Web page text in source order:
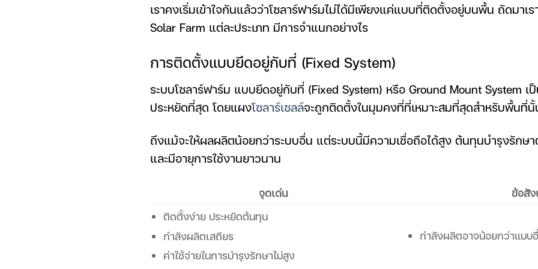
เราคงเริ่มเข้าใจกันแล้วว่าโซลาร์ฟาร์มไม่ได้มีเพียงแค่แบบที่ติดตั้งอยู่บนพื้น ถัดมาเ
Solar Farm แต่ละประเภท มีการจำแนกอย่างไร
การติดตั้งแบบยึดอยู่กับที่ (Fixed System)
ระบบโซลาร์ฟาร์ม แบบยึดอยู่กับที่ (Fixed System) หรือ Ground Mount System เ
ประหยัดที่สุด โดยแผงโซลาร์เซลล์จะถูกติดตั้งในมุมคงที่ที่เหมาะสมที่สุดสำหรับพื้นที่
ถึงแม้จะให้ผลผลิตน้อยกว่าระบบอื่น แต่ระบบนี้มีความเชื่อถือได้สูง ต้นทุนบำรุงรักษา
และมีอายุการใช้งานยาวนาน
จุดเด่น
ข้อสัง
ติดตั้งง่าย ประหยัดต้นทุน
กำลังผลิตเสถียร
ค่าใช้จ่ายในการบำรุงรักษาไม่สูง
กำลังผลิตอาจน้อยกว่าแบบ